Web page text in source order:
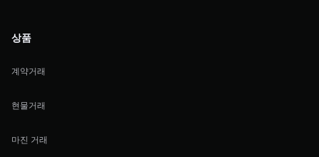
상품
계약거래
현물거래
마진 거래